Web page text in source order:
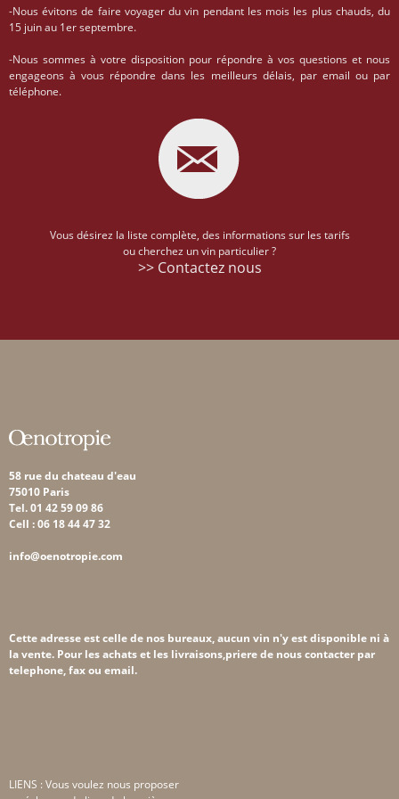
-Nous évitons de faire voyager du vin pendant les mois les plus chauds, du
15 juin au 1er septembre.
-Nous sommes à votre disposition pour répondre à vos questions et nous
engageons à vous répondre dans les meilleurs délais, par email ou par
téléphone.
Vous désirez la liste complète, des informations sur les tarifs
ou cherchez un vin particulier ?
>> Contactez nous
58 rue du chateau d'eau
75010 Paris
Tel. 01 42 59 09 86
Cell : 06 18 44 47 32
info@oenotropie.com
Cette adresse est celle de nos bureaux, aucun vin n'y est disponible ni à
la vente. Pour les achats et les livraisons,priere de nous contacter par
telephone, fax ou email.
LIENS : Vous voulez nous proposer